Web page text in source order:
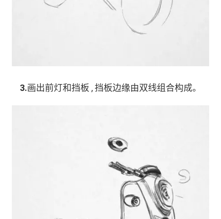
3.画出前灯和挡板 , 挡板边缘由双线组合构成。